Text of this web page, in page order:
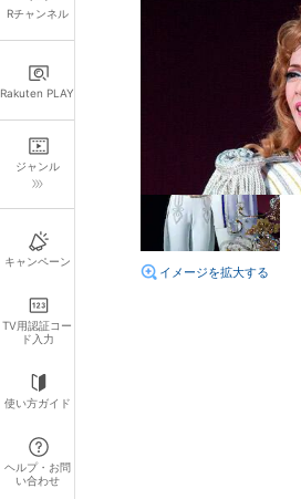
Rチャンネル
Rakuten PLAY
ジャンル
キャンペーン
TV用認証コー
ド入力
使い方ガイド
ヘルプ・お問
い合わせ
イメージを拡大する